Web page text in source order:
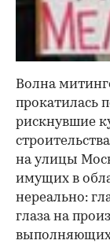
Волна
прокатилась
рискнувшие
на улицы
имущих в
нереально:
глаза на
выполняющих